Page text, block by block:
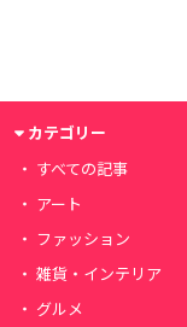
カテゴリー
すべての記事
アート
ファッション
雑貨・インテリア
グルメ